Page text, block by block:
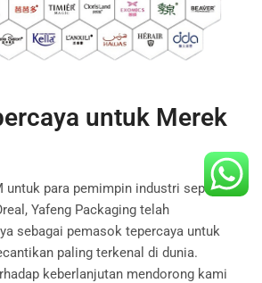
untuk Merek
untuk para pemimpin industri seperti
Yafeng Packaging telah
sebagai pemasok tepercaya untuk
paling terkenal di dunia.
keberlanjutan mendorong kami